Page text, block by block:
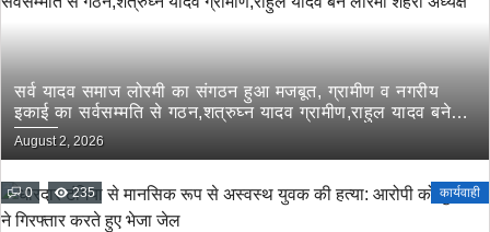
सर्व यादव समाज लोरमी का संगठन हुआ मजबूत, ग्रामीण व नगरीय
इकाई का सर्वसम्मति से गठन,शत्रुघ्न यादव ग्रामीण,राहुल यादव बने
लोरमी शहरी अध्यक्ष
August 2, 2026
0 235 कार्यवाही